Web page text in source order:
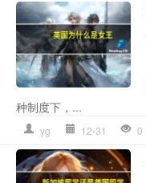
种制度下，...
yg 12-31 0